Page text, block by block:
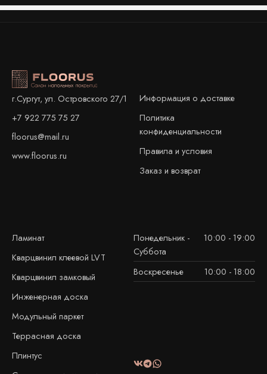
г.Сургут, ул. Островского 27/1
+7 922 775 75 27
floorus@mail.ru
www.floorus.ru
Информация о доставке
Политика
конфиденциальности
Правила и условия
Заказ и возврат
Ламинат
Кварцвинил клеевой LVT
Кварцвинил замковый
Инженерная доска
Модульный паркет
Террасная доска
Плинтус
Понедельник -
Суббота
10:00 - 19:00
Воскресенье 10:00 - 18:00